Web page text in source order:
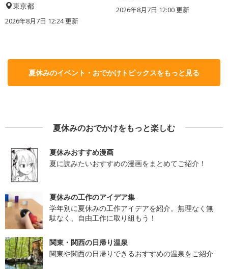
東京都
2026年8月7日 12:24更新
2026年8月7日 12:00更新
夏休みのイベント・おでかけトピックスをもっと見る
夏休みのおでかけをもっと楽しむ
夏休みおすすめ漫画
夏に読みたいおすすめの漫画をまとめてご紹介！
夏休みの工作のアイデア集
学年別に夏休みの工作アイデアを紹介。無理なく無
駄なく、自由工作に取り組もう！
関東・関西の日帰り温泉
関東や関西の日帰りできるおすすめの温泉をご紹介